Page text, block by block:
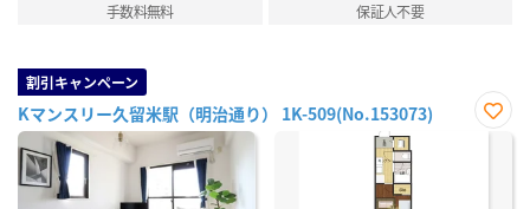
手数料無料
保証人不要
割引キャンペーン
Kマンスリー久留米駅（明治通り） 1K-509(No.153073)
お気